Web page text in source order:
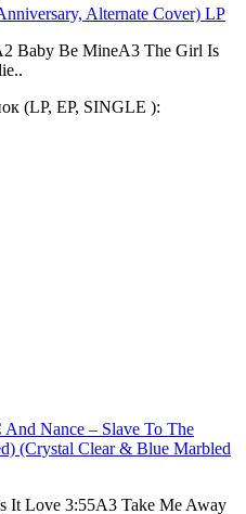
Alternate Cover) LP
Baby Be MineA3 The Girl Is
(LP, EP, SINGLE ):
Nance – Slave To The
(Crystal Clear & Blue Marbled
It Love 3:55A3 Take Me Away